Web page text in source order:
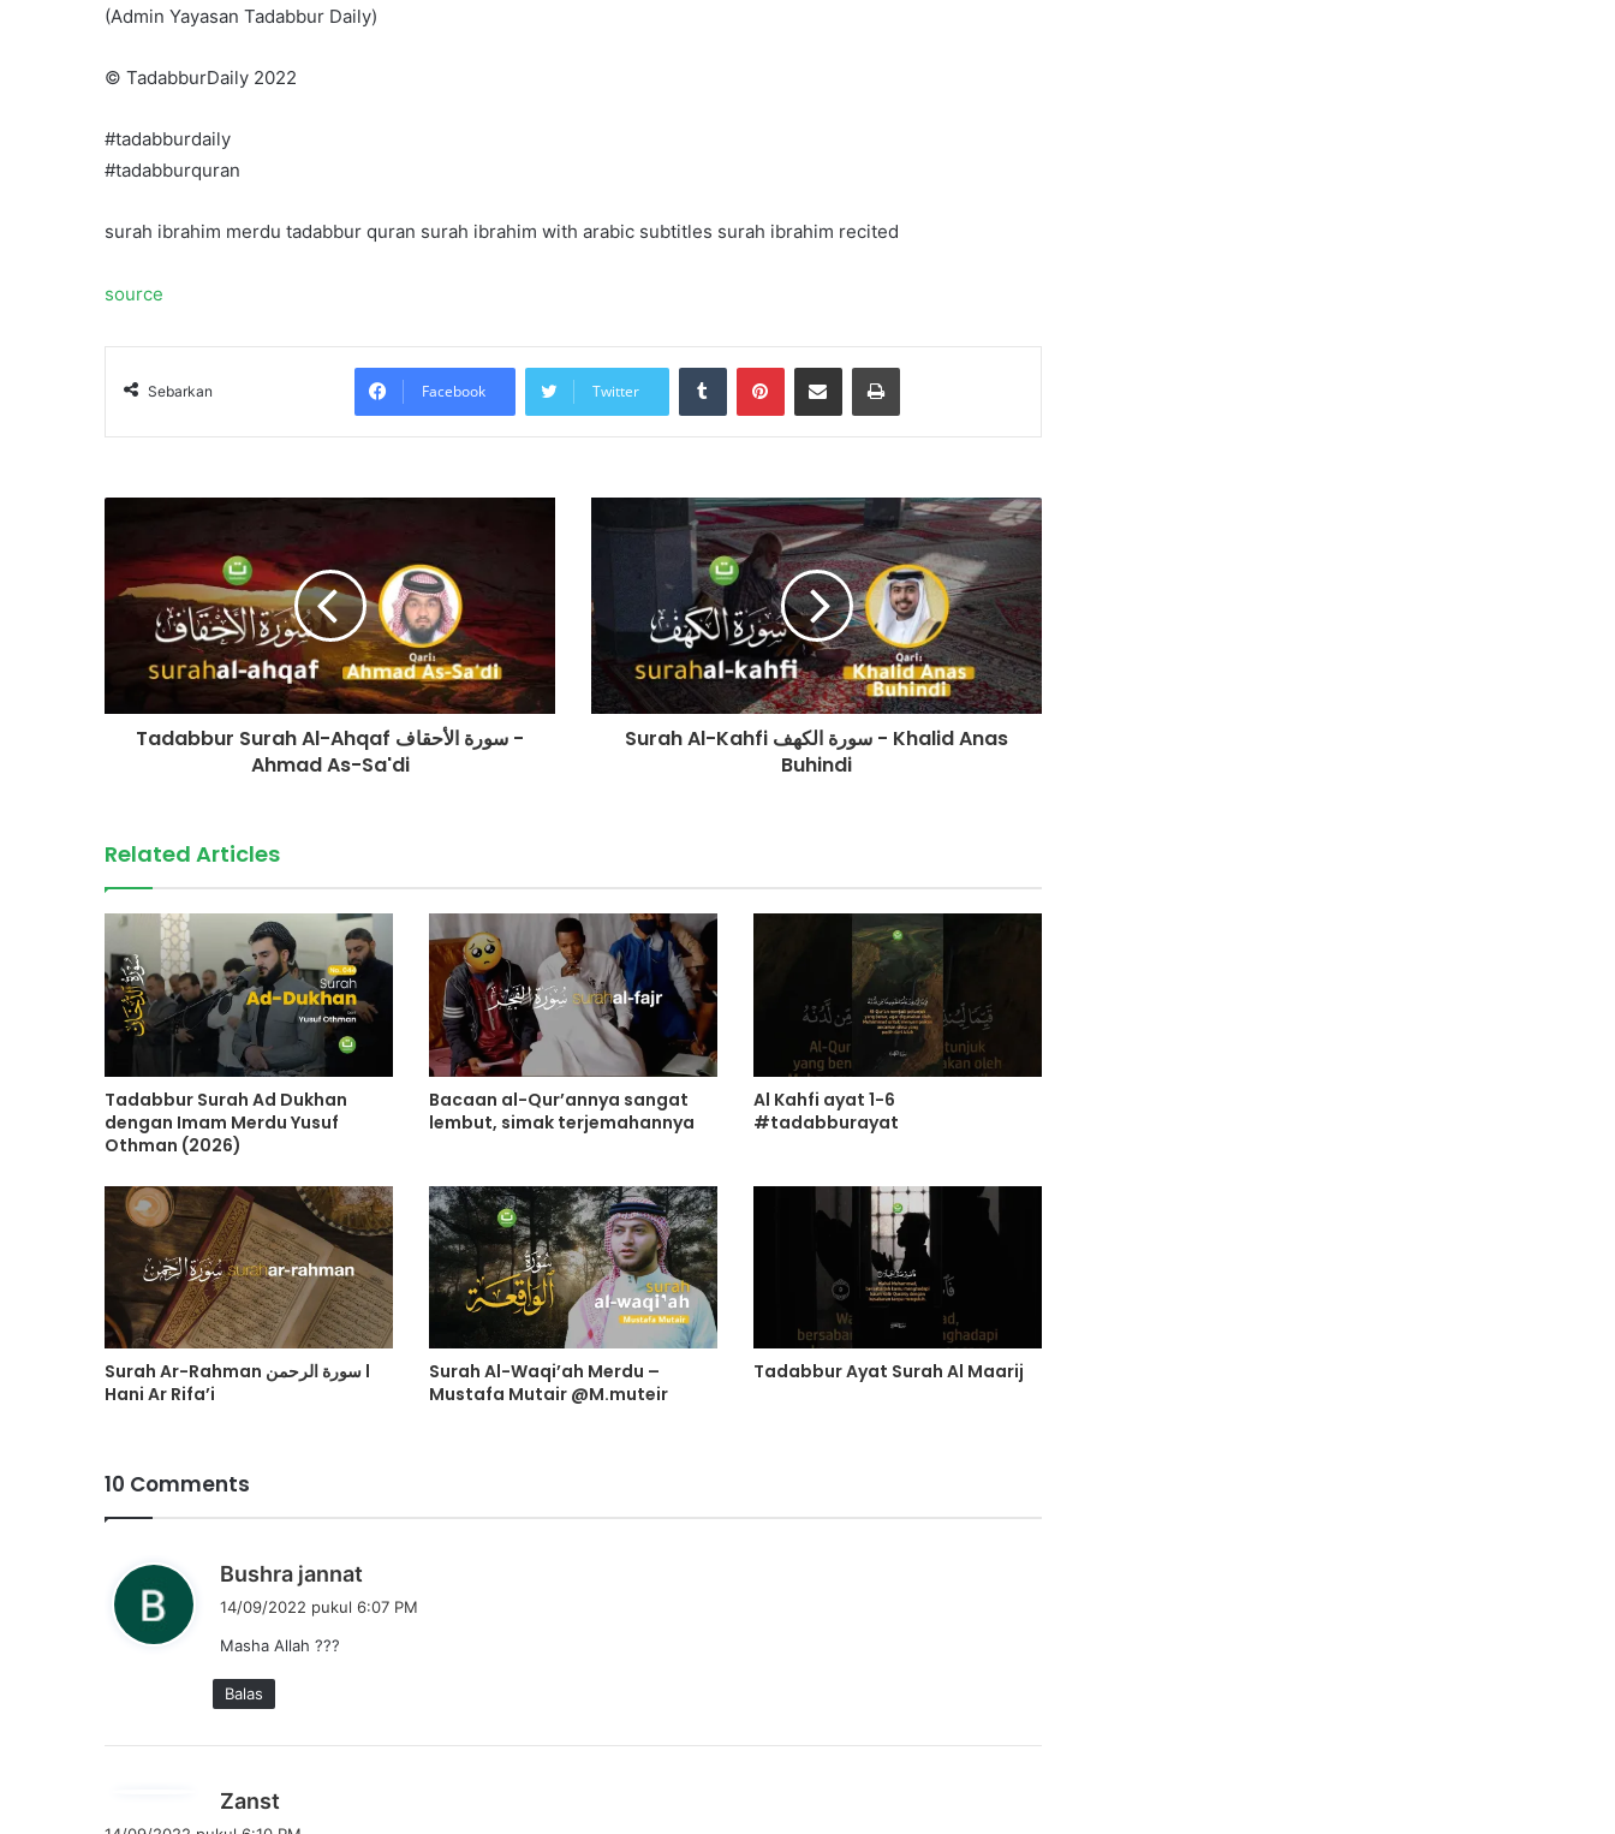
(Admin Yayasan Tadabbur Daily)
©️ TadabburDaily 2022
#tadabburdaily
#tadabburquran
surah ibrahim merdu tadabbur quran surah ibrahim with arabic subtitles surah ibrahim recited
source
Sebarkan Facebook Twitter
Tumblr PinterestShare via Email Print
Tadabbur Surah Al-Ahqaf سورة الأحقاف -
Ahmad As-Sa'di
Surah Al-Kahfi سورة الكهف - Khalid Anas
Buhindi
Related Articles
Tadabbur Surah Ad Dukhan
dengan Imam Merdu Yusuf
Othman (2026)
Bacaan al-Qur’annya sangat
lembut, simak terjemahannya
Al Kahfi ayat 1-6
#tadabburayat
Surah Ar-Rahman سورة الرحمن l
Hani Ar Rifa’i
Surah Al-Waqi’ah Merdu –
Mustafa Mutair @M.muteir
Tadabbur Ayat Surah Al Maarij
10 Comments
Bushra jannat
14/09/2022 pukul 6:07 PM
Masha Allah ???
Balas
Zanst